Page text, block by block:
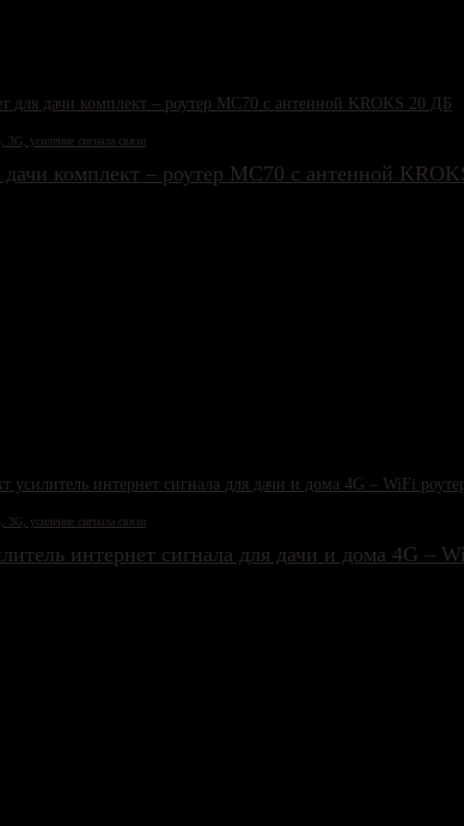
3G, усиление сигнала связи
дачи комплект – роутер MC70 с антенной
3G, усиление сигнала связи
интернет сигнала для дачи и дома 4G